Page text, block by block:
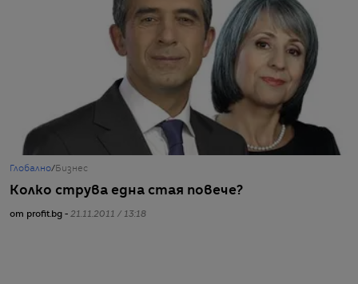
Глобално/ Бизнес
Колко струва една стая повече?
от profit.bg - 21.11.2011 / 13:18